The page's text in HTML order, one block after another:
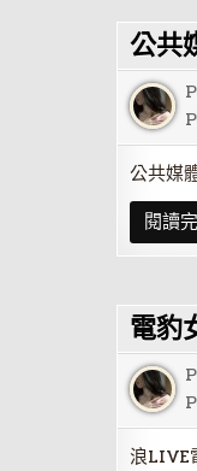
公共
公共媒
閱讀
電豹
浪LIVE